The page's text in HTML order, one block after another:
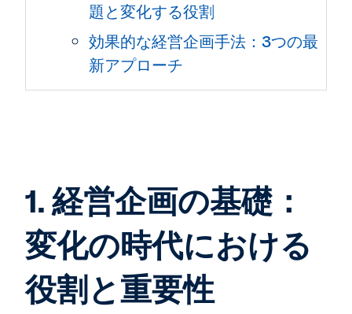
題と変化する役割
効果的な経営企画手法：3つの最
新アプローチ
1. 経営企画の基礎：
変化の時代における
役割と重要性